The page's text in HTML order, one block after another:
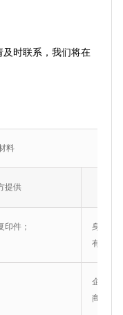
时联系，我们将在
料
提供
印件；
身份证"
有效个
企业营
商标注